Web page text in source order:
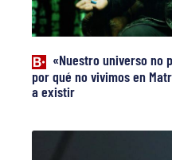
«Nuestro universo no
por qué no vivimos en
a existir